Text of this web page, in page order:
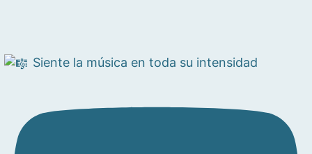
Siente la música en toda su intensidad